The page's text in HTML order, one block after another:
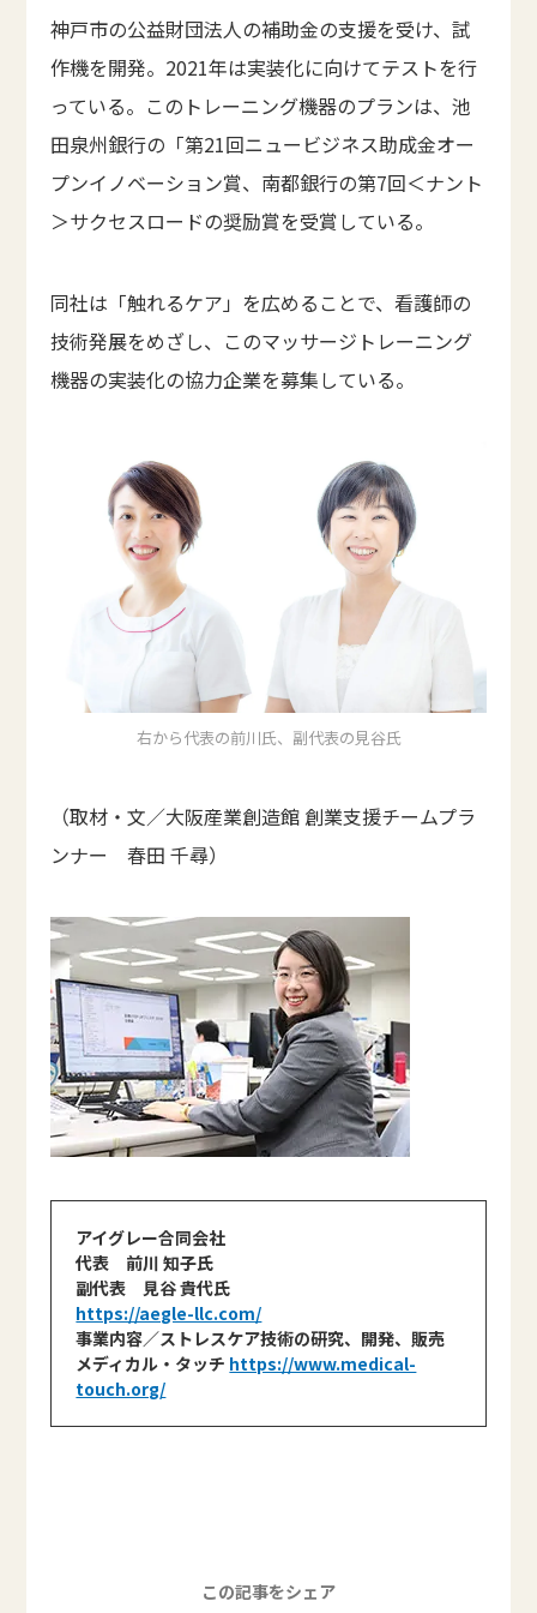
神戸市の公益財団法人の補助金の支援を受け、試
作機を開発。2021年は実装化に向けてテストを行
っている。このトレーニング機器のプランは、池
田泉州銀行の「第21回ニュービジネス助成金オー
プンイノベーション賞、南都銀行の第7回＜ナント
＞サクセスロードの奨励賞を受賞している。
同社は「触れるケア」を広めることで、看護師の
技術発展をめざし、このマッサージトレーニング
機器の実装化の協力企業を募集している。
右から代表の前川氏、副代表の見谷氏
（取材・文／大阪産業創造館 創業支援チームプラ
ンナー 春田 千尋）
アイグレー合同会社
代表 前川 知子氏
副代表 見谷 貴代氏
https://aegle-llc.com/
事業内容／ストレスケア技術の研究、開発、販売
メディカル・タッチ https://www.medical-
touch.org/
この記事をシェア